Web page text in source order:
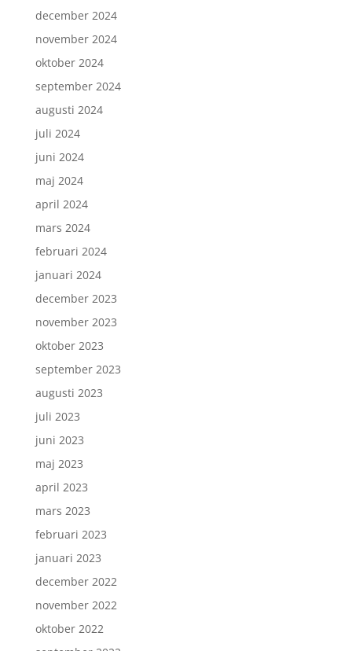
december 2024
november 2024
oktober 2024
september 2024
augusti 2024
juli 2024
juni 2024
maj 2024
april 2024
mars 2024
februari 2024
januari 2024
december 2023
november 2023
oktober 2023
september 2023
augusti 2023
juli 2023
juni 2023
maj 2023
april 2023
mars 2023
februari 2023
januari 2023
december 2022
november 2022
oktober 2022